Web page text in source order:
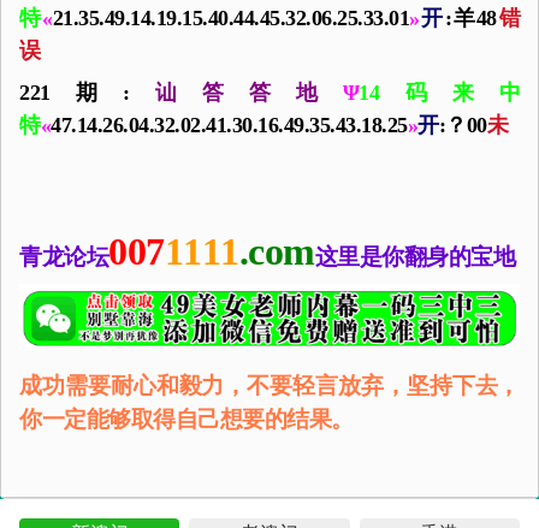
特«21.35.49.14.19.15.40.44.45.32.06.25.33.01»开:羊48错
误
221期: 讪答答地 Ψ14码来中
特«47.14.26.04.32.02.41.30.16.49.35.43.18.25»开:？00未
青龙论坛0071111.com这里是你翻身的宝地
成功需要耐心和毅力，不要轻言放弃，坚持下去，
你一定能够取得自己想要的结果。